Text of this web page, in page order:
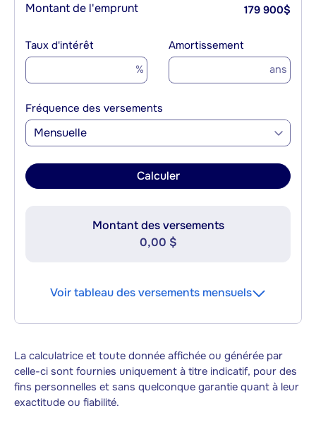
Montant de l'emprunt 179 900$
Taux d'intérêt
%
Amortissement
ans
Fréquence des versements
Mensuelle
Calculer
Montant des versements
0,00 $
Voir tableau des versements mensuels
La calculatrice et toute donnée affichée ou générée par
celle-ci sont fournies uniquement à titre indicatif, pour des
fins personnelles et sans quelconque garantie quant à leur
exactitude ou fiabilité.